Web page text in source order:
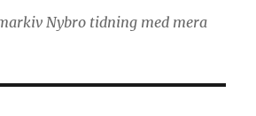
Nybro tidning med mera